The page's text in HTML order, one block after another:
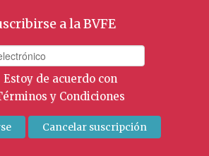
a la BVFE
Estoy de acuerdo con
y Condiciones